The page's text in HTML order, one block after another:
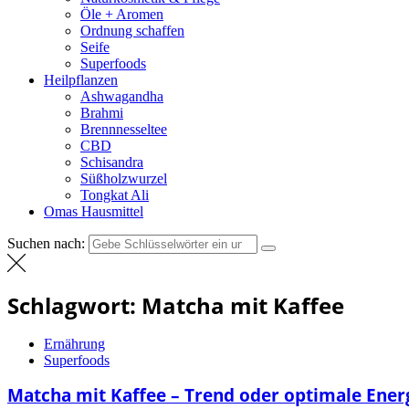
Öle + Aromen
Ordnung schaffen
Seife
Superfoods
Heilpflanzen
Ashwagandha
Brahmi
Brennnesseltee
CBD
Schisandra
Süßholzwurzel
Tongkat Ali
Omas Hausmittel
Suchen nach:
Schlagwort: Matcha mit Kaffee
Ernährung
Superfoods
Matcha mit Kaffee – Trend oder optimale